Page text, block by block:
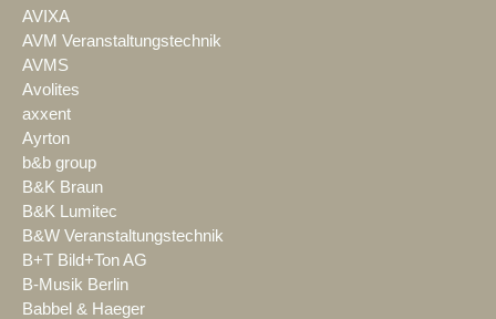
AVIXA
AVM Veranstaltungstechnik
AVMS
Avolites
axxent
Ayrton
b&b group
B&K Braun
B&K Lumitec
B&W Veranstaltungstechnik
B+T Bild+Ton AG
B-Musik Berlin
Babbel & Haeger